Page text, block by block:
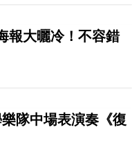
報大曬冷！不容錯
隊中場表演奏《復